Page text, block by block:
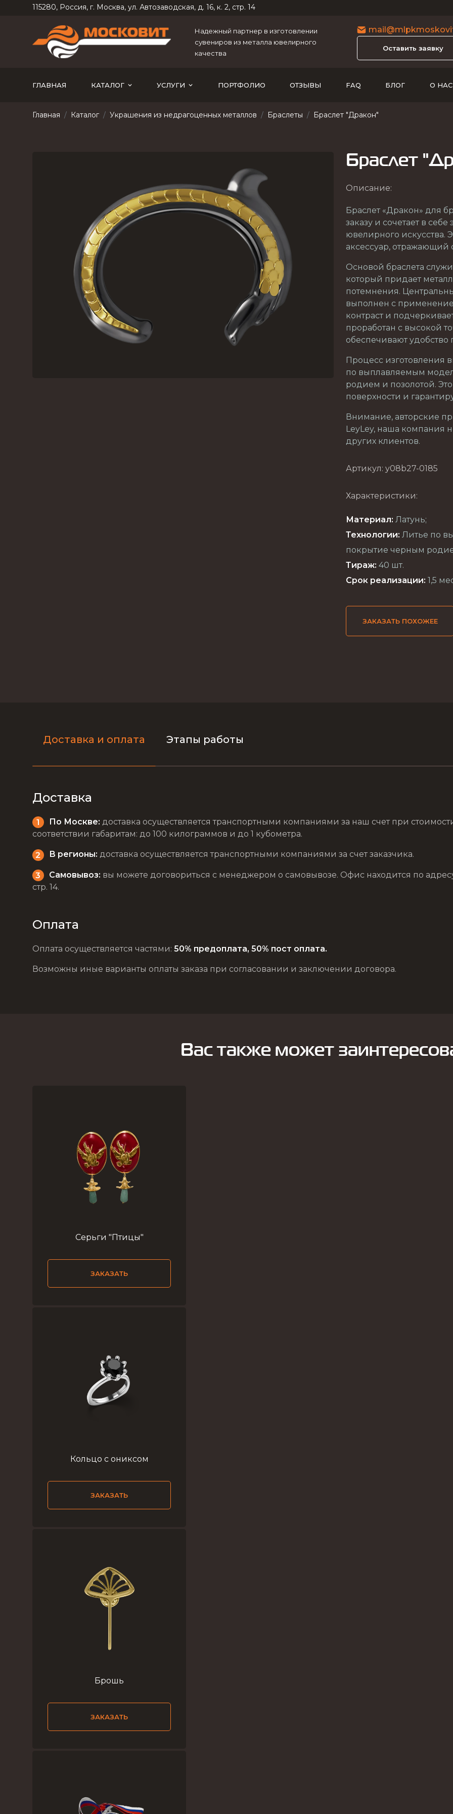
115280, Россия, г. Москва, ул. Автозаводская, д. 16, к. 2, стр. 14
Надежный партнер в изготовлении
сувениров из металла ювелирного
качества
Оставить заявку
ГЛАВНАЯ КАТАЛОГ УСЛУГИ ПОРТФОЛИО ОТЗЫВЫ FAQ БЛОГ О НАС
Главная Каталог Украшения из недрагоценных металлов Браслеты Браслет "Дракон"
Браслет
Описание:
Браслет «Дракон» для
заказу и сочетает в
ювелирного искусства.
аксессуар, отражающий
Основой браслета
который придает
потемнения.
выполнен с
контраст и
проработан с высокой
обеспечивают удобство
Процесс изготовления
по выплавляемым
родием и позолотой.
поверхности и
Внимание, авторские
LeyLey, наша компания
других клиентов.
Артикул: y08b27-0185
Характеристики:
Материал: Латунь;
Технологии: Литье по
покрытие черным
Тираж: 40 шт.
Срок реализации: 1,5
ЗАКАЗАТЬ ПОХОЖЕЕ
Доставка и оплата Этапы работы
Доставка
По Москве: доставка осуществляется транспортными компаниями за наш счет при
соответствии габаритам: до 100 килограммов и до 1 кубометра.
В регионы: доставка осуществляется транспортными компаниями за счет заказчика.
Самовывоз: вы можете договориться с менеджером о самовывозе. Офис находится по адресу:
стр. 14.
Оплата
Оплата осуществляется частями: 50% предоплата, 50% пост оплата.
Возможны иные варианты оплаты заказа при согласовании и заключении договора.
Вас также может
Серьги "Птицы"
ЗАКАЗАТЬ
Кольцо с ониксом
ЗАКАЗАТЬ
Брошь
ЗАКАЗАТЬ